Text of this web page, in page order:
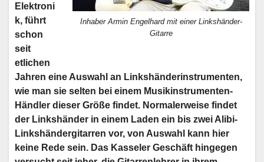
Inhaber Armin Engelhard mit einer Linkshänder-
Gitarre
Elektroni
k, führt
schon
seit
etlichen
Jahren eine Auswahl an Linkshänderinstrumenten,
wie man sie selten bei einem Musikinstrumenten-
Händler dieser Größe findet. Normalerweise findet
der Linkshänder in einem Laden ein bis zwei Alibi-
Linkshändergitarren vor, von Auswahl kann hier
keine Rede sein. Das Kasseler Geschäft hingegen